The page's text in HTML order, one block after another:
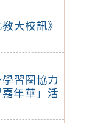
大校訊》
習圈協力
年華」活